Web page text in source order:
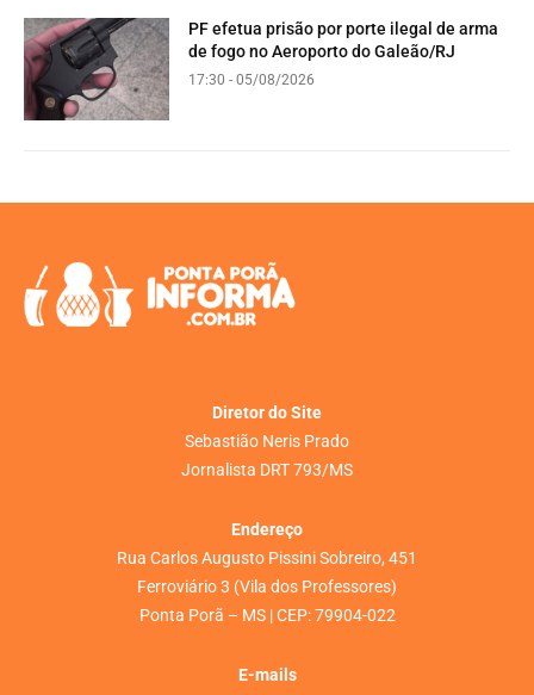
PF efetua prisão por porte ilegal de arma
de fogo no Aeroporto do Galeão/RJ
17:30 - 05/08/2026
Diretor do Site
Sebastião Neris Prado
Jornalista DRT 793/MS
Endereço
Rua Carlos Augusto Pissini Sobreiro, 451
Ferroviário 3 (Vila dos Professores)
Ponta Porã – MS | CEP: 79904-022
E-mails